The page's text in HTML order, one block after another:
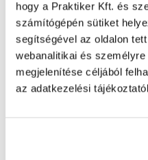
hogy a Praktiker Kft. és
számítógépén sütiket
segítségével az oldalon
webanalitikai és
megjelenítése céljából
az adatkezelési